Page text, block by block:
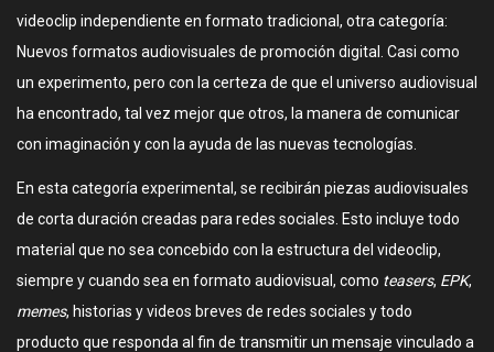
videoclip independiente en formato tradicional, otra categoría:
Nuevos formatos audiovisuales de promoción digital. Casi como
un experimento, pero con la certeza de que el universo audiovisual
ha encontrado, tal vez mejor que otros, la manera de comunicar
con imaginación y con la ayuda de las nuevas tecnologías.
En esta categoría experimental, se recibirán piezas audiovisuales
de corta duración creadas para redes sociales. Esto incluye todo
material que no sea concebido con la estructura del videoclip,
siempre y cuando sea en formato audiovisual, como teasers, EPK,
memes, historias y videos breves de redes sociales y todo
producto que responda al fin de transmitir un mensaje vinculado a